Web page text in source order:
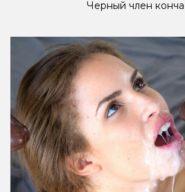
Черный член